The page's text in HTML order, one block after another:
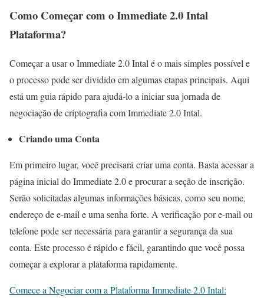
Como Começar com o Immediate 2.0 Intal
Plataforma?
Começar a usar o Immediate 2.0 Intal é o mais simples possível e
o processo pode ser dividido em algumas etapas principais. Aqui
está um guia rápido para ajudá-lo a iniciar sua jornada de
negociação de criptografia com Immediate 2.0 Intal.
Criando uma Conta
Em primeiro lugar, você precisará criar uma conta. Basta acessar a
página inicial do Immediate 2.0 e procurar a seção de inscrição.
Serão solicitadas algumas informações básicas, como seu nome,
endereço de e-mail e uma senha forte. A verificação por e-mail ou
telefone pode ser necessária para garantir a segurança da sua
conta. Este processo é rápido e fácil, garantindo que você possa
começar a explorar a plataforma rapidamente.
Comece a Negociar com a Plataforma Immediate 2.0 Intal: